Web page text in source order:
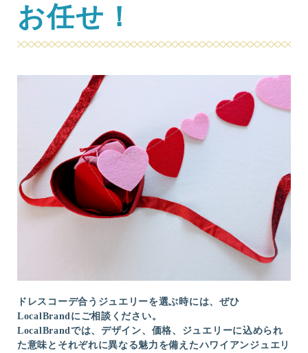
お任せ！
ドレスコーデ合うジュエリーを選ぶ時には、ぜひ
LocalBrandにご相談ください。
LocalBrandでは、デザイン、価格、ジュエリーに込められ
た意味とそれぞれに異なる魅力を備えたハワイアンジュエリ